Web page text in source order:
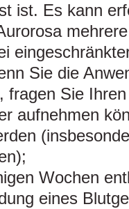
ist. Es kann
Sie die
fragen Sie
aufnehmen
Wochen
eines